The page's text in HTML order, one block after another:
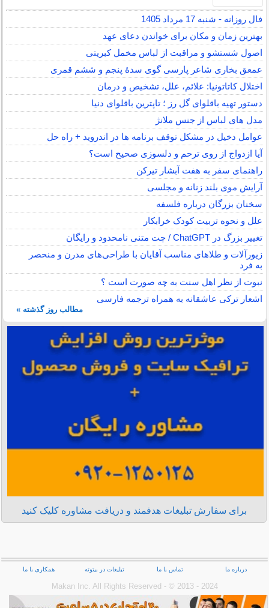
فال روزانه - شنبه 17 مرداد 1405
بهترین زمان و مکان برای خواندن دعای عهد
اصول شستشو و مراقبت از لباس مخمل کبریتی
عمعق بخاری شاعر پارسی گوی سدهٔ پنجم و ششم قمری
اختلال کاتاتونیا: علائم، علل، تشخیص و درمان
دستور تهیه باقلوای گل رز ؛ تاپترین باقلوای دنیا
مدل های لباس از جنس ملانژ
عوامل دخیل در مشکل توقف برنامه ها در اندروید + راه حل
آیا ازدواج از روی ترحم و دلسوزی صحیح است؟
راهنمای سفر به هفت آبشار تیرکن
آرایش موی بلند زنانه و مجلسی
سخنان بزرگان درباره فلسفه
علل و نحوه تربیت کودک خرابکار
تغییر بزرگ در ChatGPT / چت متنی نامحدود و رایگان
زیورآلات و طلاهای مناسب آقایان با طراحی‌های مدرن و منحصر
به فرد
نبوت از نظر اهل سنت به چه صورت است ؟
اشعار ترکی عاشقانه به همراه ترجمه فارسی
مطالب روز گذشته »
برای سفارش تبلیغات هدفمند و دریافت مشاوره کلیک کنید
درباره ما تماس با ما تبلیغات در بیتوته همکاری با ما
Makan Inc.‎ All Rights Reserved - © 2013 - 2024